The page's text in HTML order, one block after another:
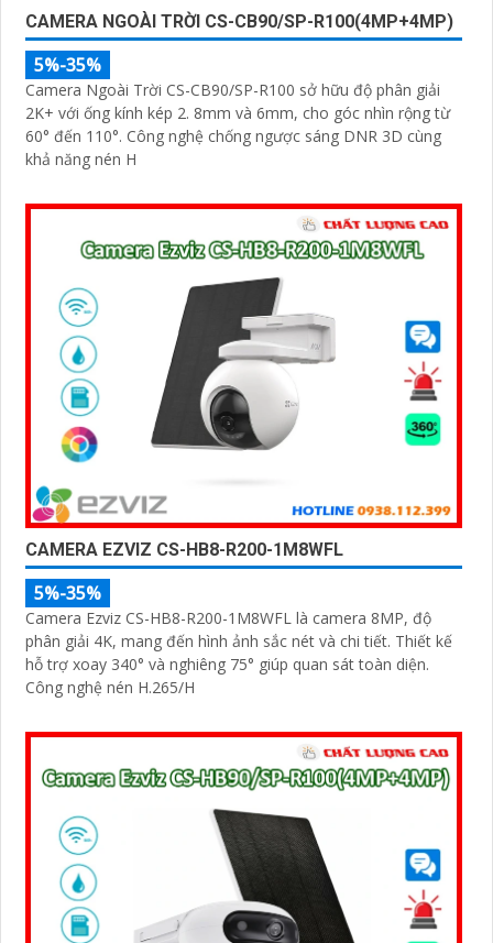
CAMERA NGOÀI TRỜI CS-CB90/SP-R100(4MP+4MP)
5%-35%
Camera Ngoài Trời CS-CB90/SP-R100 sở hữu độ phân giải
2K+ với ống kính kép 2. 8mm và 6mm, cho góc nhìn rộng từ
60° đến 110°. Công nghệ chống ngược sáng DNR 3D cùng
khả năng nén H
CAMERA EZVIZ CS-HB8-R200-1M8WFL
5%-35%
Camera Ezviz CS-HB8-R200-1M8WFL là camera 8MP, độ
phân giải 4K, mang đến hình ảnh sắc nét và chi tiết. Thiết kế
hỗ trợ xoay 340° và nghiêng 75° giúp quan sát toàn diện.
Công nghệ nén H.265/H